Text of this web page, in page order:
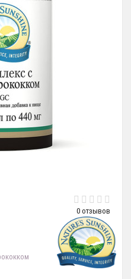
0 отзывов